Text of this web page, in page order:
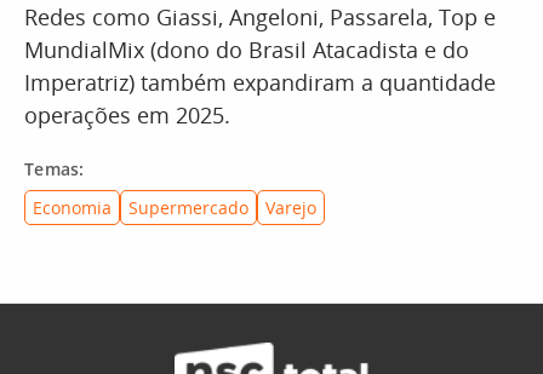
Redes como Giassi, Angeloni, Passarela, Top e
MundialMix (dono do Brasil Atacadista e do
Imperatriz) também expandiram a quantidade
operações em 2025.
Temas:
Economia
Supermercado Varejo